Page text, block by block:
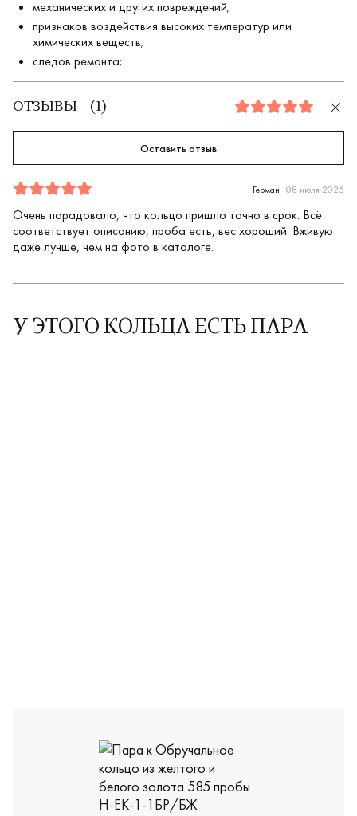
механических и других повреждений;
признаков воздействия высоких температур или
химических веществ;
следов ремонта;
ОТЗЫВЫ ( 1) 5.0
Оставить отзыв
Отзыв
1
5.0
5 Герман 08 июля 2025
Очень порадовало, что кольцо пришло точно в срок. Всё
соответствует описанию, проба есть, вес хороший. Вживую
даже лучше, чем на фото в каталоге.
У ЭТОГО КОЛЬЦА ЕСТЬ ПАРА